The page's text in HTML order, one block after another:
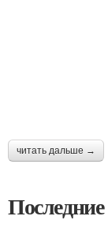
читать дальше →